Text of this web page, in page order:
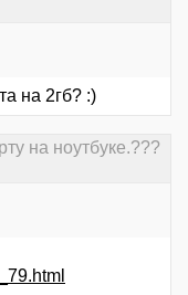
на 2гб? :)
на ноутбуке.???